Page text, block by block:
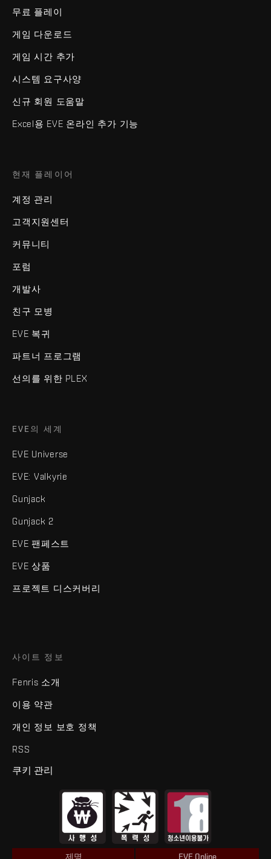
무료 플레이
게임 다운로드
게임 시간 추가
시스템 요구사양
신규 회원 도움말
Excel용 EVE 온라인 추가 기능
현재 플레이어
계정 관리
고객지원센터
커뮤니티
포럼
개발사
친구 모병
EVE 복귀
파트너 프로그램
선의를 위한 PLEX
EVE의 세계
EVE Universe
EVE: Valkyrie
Gunjack
Gunjack 2
EVE 팬페스트
EVE 상품
프로젝트 디스커버리
사이트 정보
Fenris 소개
이용 약관
개인 정보 보호 정책
RSS
쿠키 관리
제명 EVE Online